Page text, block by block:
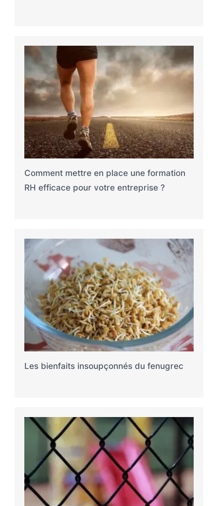
Comment mettre en place une formation
RH efficace pour votre entreprise ?
Les bienfaits insoupçonnés du fenugrec